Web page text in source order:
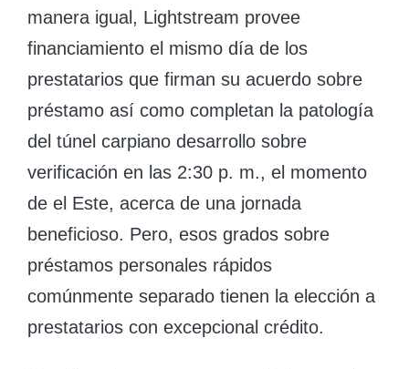
manera igual, Lightstream provee
financiamiento el mismo día de los
prestatarios que firman su acuerdo sobre
préstamo así­ como completan la patologí­a
del túnel carpiano desarrollo sobre
verificación en las 2:30 p. m., el momento
de el Este, acerca de una jornada
beneficioso. Pero, esos grados sobre
préstamos personales rápidos
comúnmente separado tienen la elección a
prestatarios con excepcional crédito.